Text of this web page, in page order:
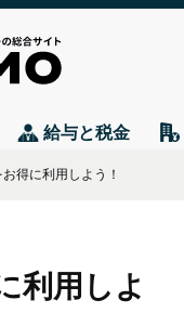
給与と税金
得に利用しよう！
利用しよ